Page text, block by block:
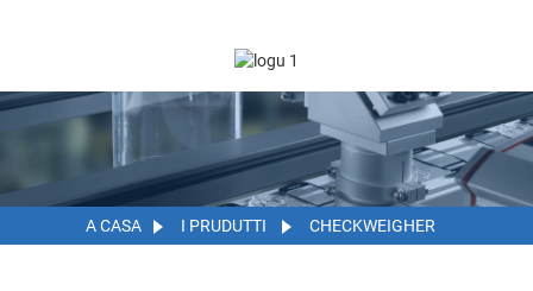
A CASA I PRUDUTTI CHECKWEIGHER